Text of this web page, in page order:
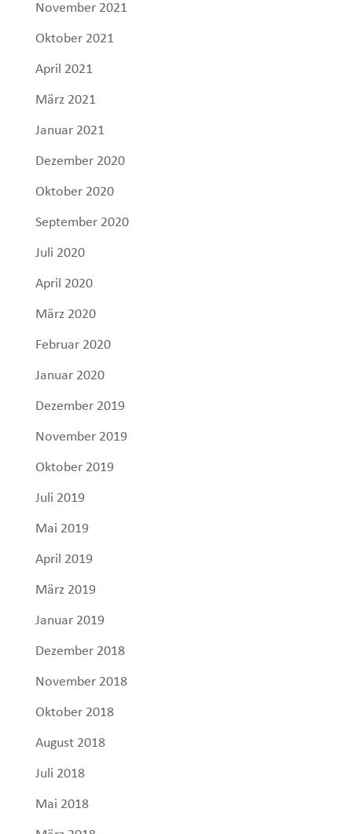
November 2021
Oktober 2021
April 2021
März 2021
Januar 2021
Dezember 2020
Oktober 2020
September 2020
Juli 2020
April 2020
März 2020
Februar 2020
Januar 2020
Dezember 2019
November 2019
Oktober 2019
Juli 2019
Mai 2019
April 2019
März 2019
Januar 2019
Dezember 2018
November 2018
Oktober 2018
August 2018
Juli 2018
Mai 2018